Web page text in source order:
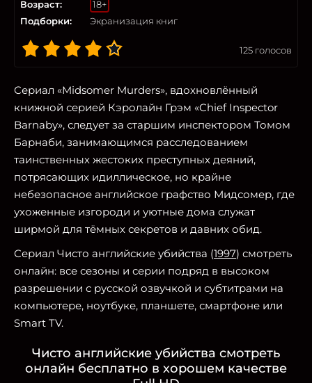
Возраст:
18+
Подборки:
Экранизация книг
125 голосов
Сериал «Midsomer Murders», вдохновлённый
книжной серией Кэролайн Грэм «Chief Inspector
Barnaby», следует за старшим инспектором Томом
Барнаби, занимающимся расследованием
таинственных жестоких преступных деяний,
потрясающих идиллическое, но крайне
небезопасное английское графство Мидсомер, где
ухоженные изгороди и уютные дома служат
ширмой для тёмных секретов и давних обид.
Сериал Чисто английские убийства (1997) смотреть
онлайн: все сезоны и серии подряд в высоком
разрешении с русской озвучкой и субтитрами на
компьютере, ноутбуке, планшете, смартфоне или
Smart TV.
Чисто английские убийства смотреть
онлайн бесплатно в хорошем качестве